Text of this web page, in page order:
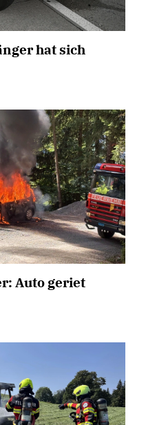
hat sich
Auto geriet